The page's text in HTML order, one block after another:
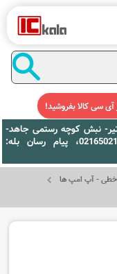
آی سی کالا بفروشید!
نبش کوچه رستمی جاهد-
پلاک67- واحد2 - تلفن:02165021256 و 02165021235، پیام رسان بله:
خطی - آپ امپ ها